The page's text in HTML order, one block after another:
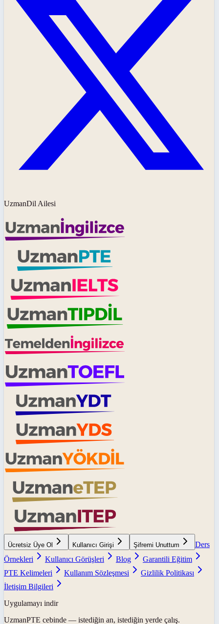
UzmanDil Ailesi
Ücretsiz Üye Ol Kullanıcı Girişi Şifremi Unuttum
Ders
Örnekleri
Kullanıcı Görüşleri Blog
Garantili Eğitim
PTE Kelimeleri
Kullanım Sözleşmesi
Gizlilik Politikası
İletişim Bilgileri
Uygulamayı indir
UzmanPTE cebinde — istediğin an, istediğin yerde çalış.